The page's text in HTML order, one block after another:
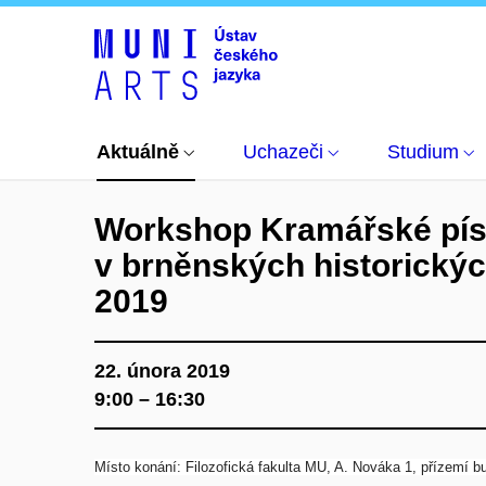
Aktuálně Uchazeči Studium
Workshop Kramářské
v brněnských
2019
22. února 2019
9:00 – 16:30
Místo konání: Filozofická fakulta MU, A. Nováka 1, přízemí